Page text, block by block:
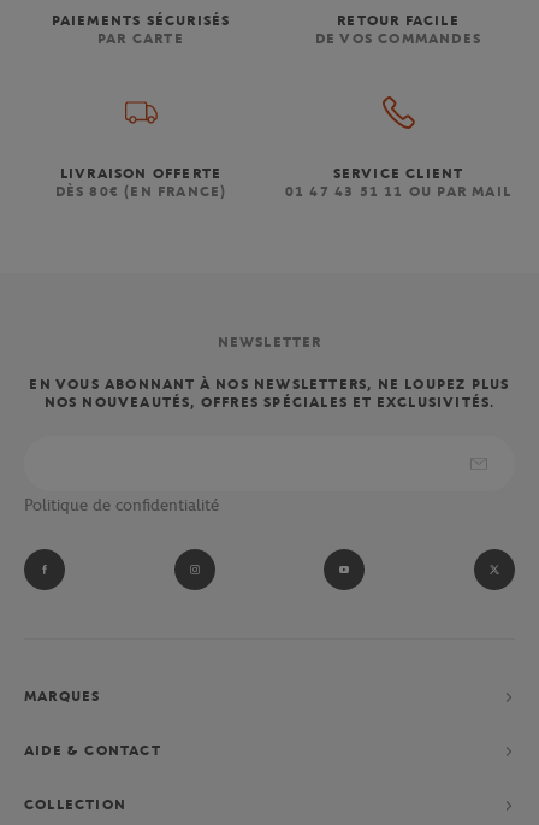
PAIEMENTS SÉCURISÉS
PAR CARTE
RETOUR FACILE
DE VOS COMMANDES
LIVRAISON OFFERTE
DÈS 80€ (EN FRANCE)
SERVICE CLIENT
01 47 43 51 11 OU PAR MAIL
NEWSLETTER
EN VOUS ABONNANT À NOS NEWSLETTERS, NE LOUPEZ PLUS
NOS NOUVEAUTÉS, OFFRES SPÉCIALES ET EXCLUSIVITÉS.
Politique de confidentialité
MARQUES
AIDE & CONTACT
COLLECTION